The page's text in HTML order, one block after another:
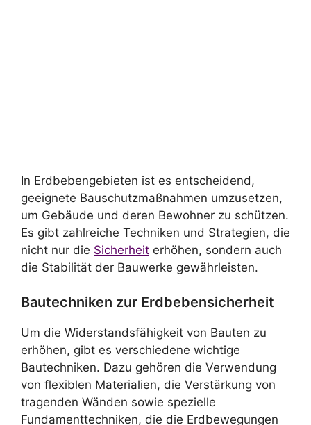
In Erdbebengebieten ist es entscheidend,
geeignete Bauschutzmaßnahmen umzusetzen,
um Gebäude und deren Bewohner zu schützen.
Es gibt zahlreiche Techniken und Strategien, die
nicht nur die Sicherheit erhöhen, sondern auch
die Stabilität der Bauwerke gewährleisten.
Bautechniken zur Erdbebensicherheit
Um die Widerstandsfähigkeit von Bauten zu
erhöhen, gibt es verschiedene wichtige
Bautechniken. Dazu gehören die Verwendung
von flexiblen Materialien, die Verstärkung von
tragenden Wänden sowie spezielle
Fundamenttechniken, die die Erdbewegungen